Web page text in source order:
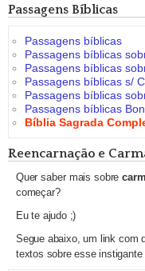
Passagens Bíblicas
Passagens bíblicas
Passagens bíblicas
Passagens bíblicas
Passagens bíblicas s/
Passagens bíblicas
Passagens bíblicas
Bíblia Sagrada
Reencarnação e
Quer saber mais sobre
começar?
Eu te ajudo ;)
Segue abaixo, um link com
textos sobre esse instigante